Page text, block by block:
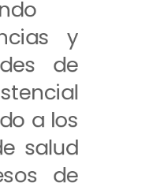
y
de
a los
salud
de